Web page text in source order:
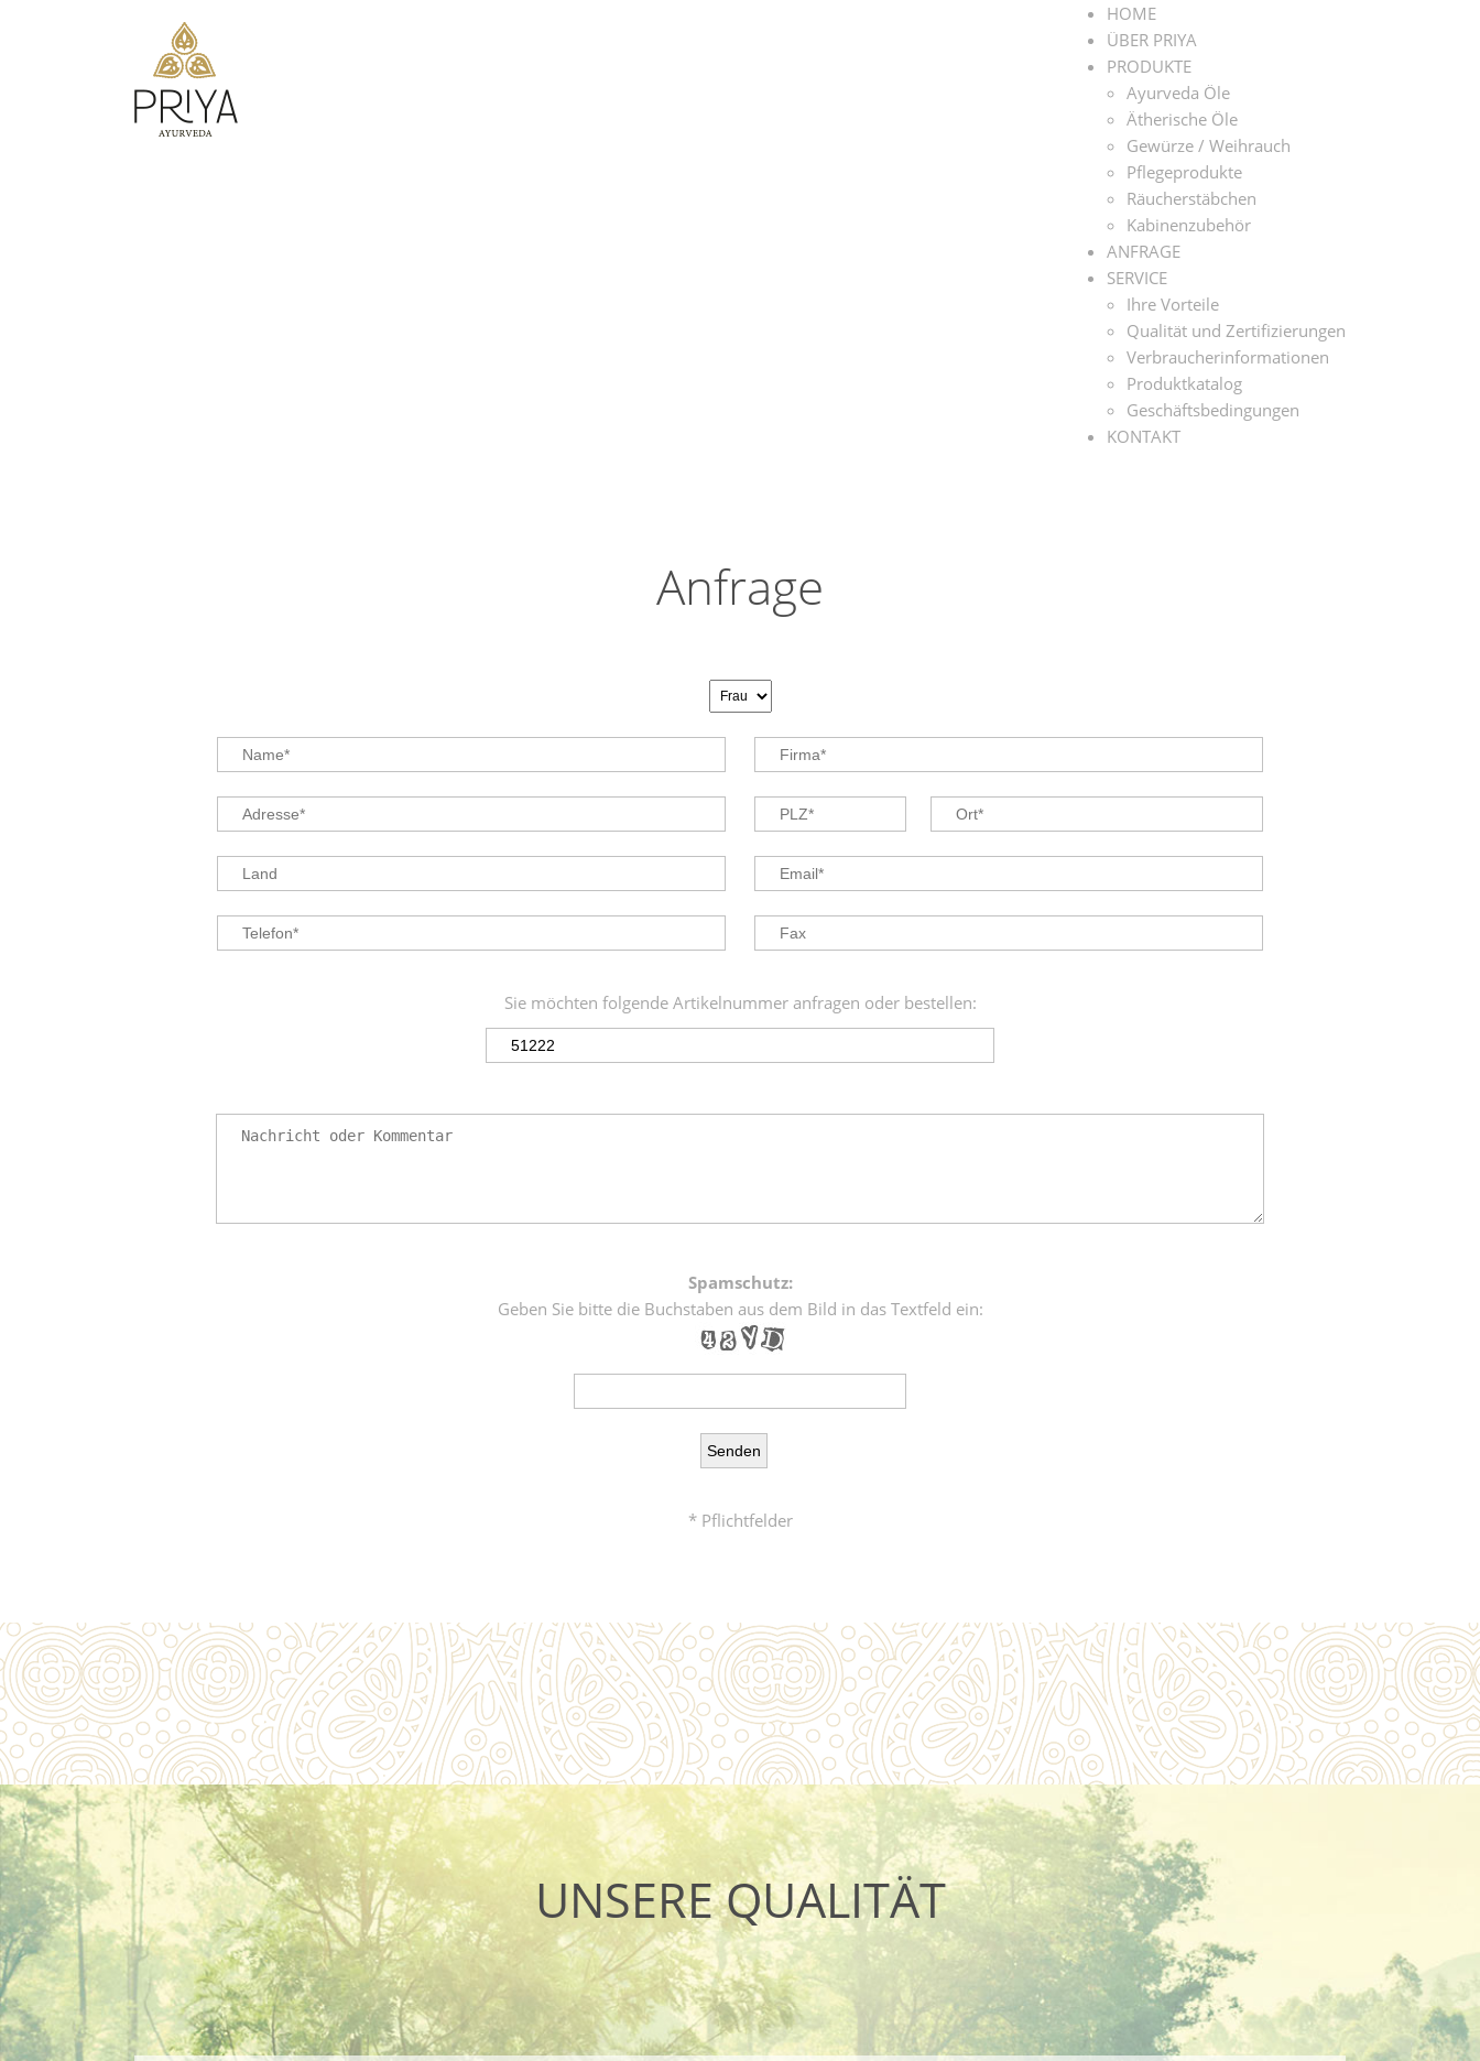
HOME
ÜBER PRIYA
PRODUKTE
Ayurveda Öle
Ätherische Öle
Gewürze / Weihrauch
Pflegeprodukte
Räucherstäbchen
Kabinenzubehör
ANFRAGE
SERVICE
Ihre Vorteile
Qualität und Zertifizierungen
Verbraucherinformationen
Produktkatalog
Geschäftsbedingungen
KONTAKT
Anfrage
Sie möchten folgende Artikelnummer anfragen oder bestellen:
Spamschutz:
Geben Sie bitte die Buchstaben aus dem Bild in das Textfeld ein:
* Pflichtfelder
UNSERE QUALITÄT